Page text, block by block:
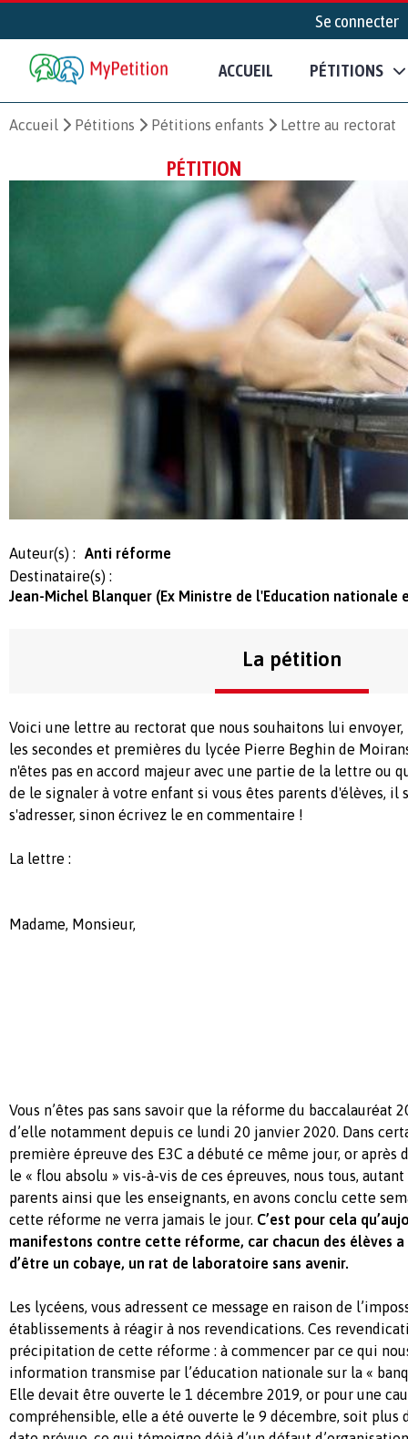
Se connecter
ACCUEIL PÉTITIONS
Accueil Pétitions Pétitions enfants Lettre au rectorat
PÉTITION
Auteur(s) :
Anti réforme
Destinataire(s) :
Jean-Michel Blanquer (Ex Ministre de l'Education nationale
La pétition
Voici une lettre au rectorat que nous souhaitons lui envoyer,
les secondes et premières du lycée Pierre Beghin de
n'êtes pas en accord majeur avec une partie de la lettre ou
de le signaler à votre enfant si vous êtes parents d'élèves, il
s'adresser, sinon écrivez le en commentaire !
La lettre :
Madame, Monsieur,
Vous n’êtes pas sans savoir que la réforme du baccalauréat
d’elle notamment depuis ce lundi 20 janvier 2020. Dans
première épreuve des E3C a débuté ce même jour, or après
le « flou absolu » vis-à-vis de ces épreuves, nous tous,
parents ainsi que les enseignants, en avons conclu cette
cette réforme ne verra jamais le jour. C’est pour cela
manifestons contre cette réforme, car chacun des élèves
d’être un cobaye, un rat de laboratoire sans avenir.
Les lycéens, vous adressent ce message en raison de
établissements à réagir à nos revendications. Ces
précipitation de cette réforme : à commencer par ce qui
information transmise par l’éducation nationale sur la «
Elle devait être ouverte le 1 décembre 2019, or pour une
compréhensible, elle a été ouverte le 9 décembre, soit plus